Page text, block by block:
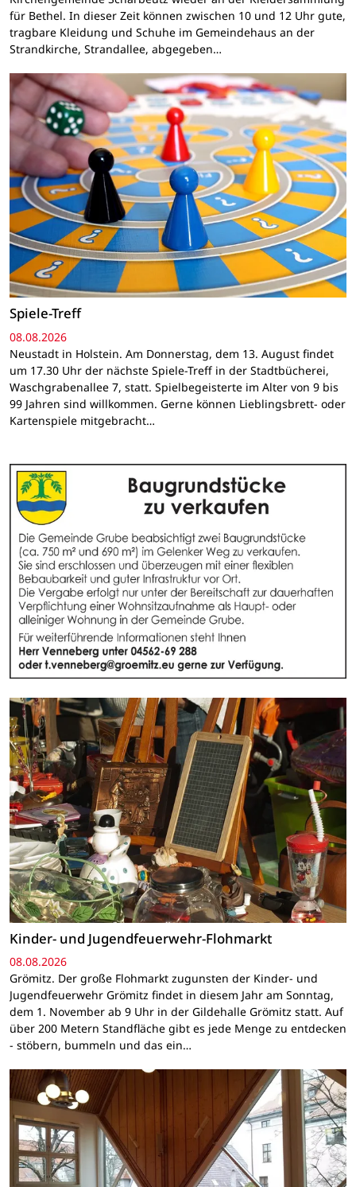
für Bethel. In dieser Zeit können zwischen 10 und 12 Uhr gute,
tragbare Kleidung und Schuhe im Gemeindehaus an der
Strandkirche, Strandallee, abgegeben…
Spiele-Treff
08.08.2026
Neustadt in Holstein. Am Donnerstag, dem 13. August findet
um 17.30 Uhr der nächste Spiele-Treff in der Stadtbücherei,
Waschgrabenallee 7, statt. Spielbegeisterte im Alter von 9 bis
99 Jahren sind willkommen. Gerne können Lieblingsbrett- oder
Kartenspiele mitgebracht…
Kinder- und Jugendfeuerwehr-Flohmarkt
08.08.2026
Grömitz. Der große Flohmarkt zugunsten der Kinder- und
Jugendfeuerwehr Grömitz findet in diesem Jahr am Sonntag,
dem 1. November ab 9 Uhr in der Gildehalle Grömitz statt. Auf
über 200 Metern Standfläche gibt es jede Menge zu entdecken
- stöbern, bummeln und das ein…